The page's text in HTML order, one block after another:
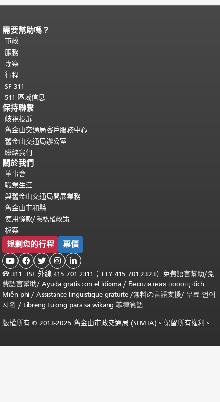
頁面內容結束。
都會重複顯示。
需要幫助嗎？
市政
服務
專案
行程
SF 311
511 區域信息
保持聯繫
歧視投訴
舊金山交通局客戶服務中心
舊金山交通局辦公室
聯絡我們
關於我們
董事會
職業生涯
與舊金山交通局開展業務
舊金山市和縣
使用條款/隱私權政策
檔案
規劃您的行程 票價
    
☎ 311（SF 外線 415.701.2311；TTY 415.701.2323）免費語言幫助/免
費語言幫助/ Ayuda gratis con el idioma / Бесплатная пооощ dịch
Miễn phí/ Assistance linguistique gratuite /無料の言語支援/ 무료 언어
지원 / Libreng tulong para sa wikang 菲律賓語
版權所有 © 2013-2025 舊金山市政交通局 (SFMTA)。保留所有權利。